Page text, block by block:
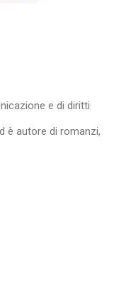
e di diritti
è autore di romanzi,